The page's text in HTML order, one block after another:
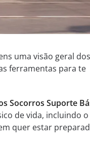
uma visão geral dos
ferramentas para te
Socorros Suporte
de vida, incluindo
quer estar